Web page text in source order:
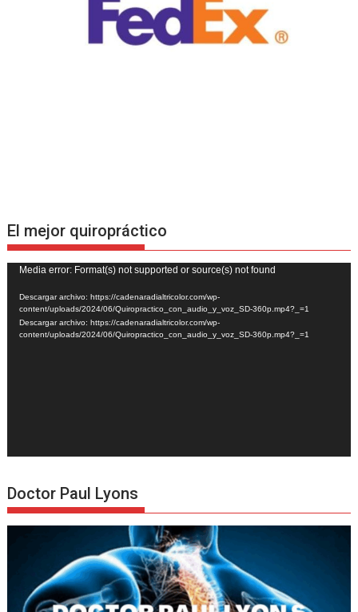
El mejor quiropráctico
Reproductor
de
vídeo
Media error: Format(s) not supported or source(s) not found
Descargar archivo: https://cadenaradialtricolor.com/wp-
content/uploads/2024/06/Quiropractico_con_audio_y_voz_SD-360p.mp4?_=1
Descargar archivo: https://cadenaradialtricolor.com/wp-
content/uploads/2024/06/Quiropractico_con_audio_y_voz_SD-360p.mp4?_=1
Doctor Paul Lyons